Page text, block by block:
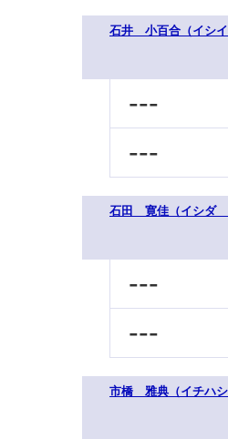
石井 小百合（イシ
---
---
石田 寛佳（イシダ
---
---
市橋 雅典（イチハ